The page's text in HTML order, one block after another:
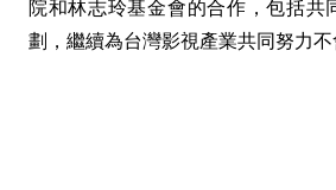
院和林志玲基金會的合作，包括共
劃，繼續為台灣影視產業共同努力不